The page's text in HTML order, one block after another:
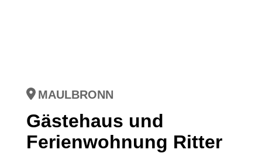
MAULBRONN
Gästehaus und
Ferienwohnung Ritter